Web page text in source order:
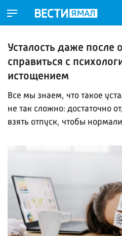
Усталость даже после
справиться с
истощением
Все мы знаем, что такое
не так сложно: достаточно
взять отпуск, чтобы